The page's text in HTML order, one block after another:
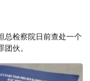
总检察院日前查处一个
伙。